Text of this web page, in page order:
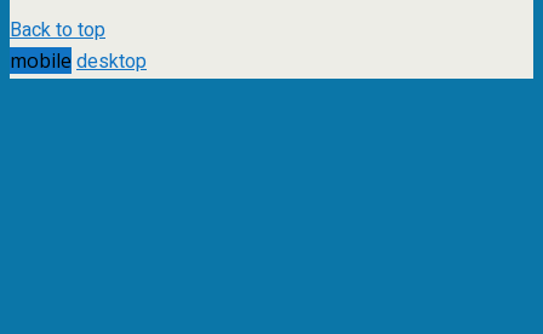
Back to top
mobile desktop